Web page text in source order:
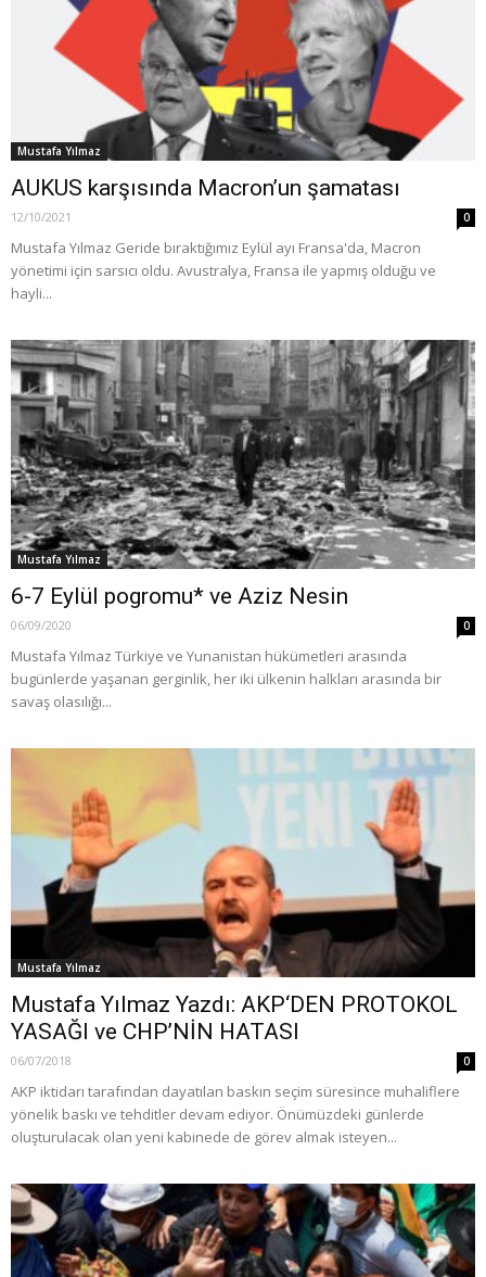
Mustafa Yılmaz
AUKUS karşısında Macron’un şamatası
12/10/2021 0
Mustafa Yılmaz Geride bıraktığımız Eylül ayı Fransa'da, Macron
yönetimi için sarsıcı oldu. Avustralya, Fransa ile yapmış olduğu ve
hayli...
Mustafa Yılmaz
6-7 Eylül pogromu* ve Aziz Nesin
06/09/2020 0
Mustafa Yılmaz Türkiye ve Yunanistan hükümetleri arasında
bugünlerde yaşanan gerginlik, her iki ülkenin halkları arasında bir
savaş olasılığı...
Mustafa Yılmaz
Mustafa Yılmaz Yazdı: AKP‘DEN PROTOKOL
YASAĞI ve CHP’NİN HATASI
06/07/2018 0
AKP iktidarı tarafından dayatılan baskın seçim süresince muhaliflere
yönelik baskı ve tehditler devam ediyor. Önümüzdeki günlerde
oluşturulacak olan yeni kabinede de görev almak isteyen...